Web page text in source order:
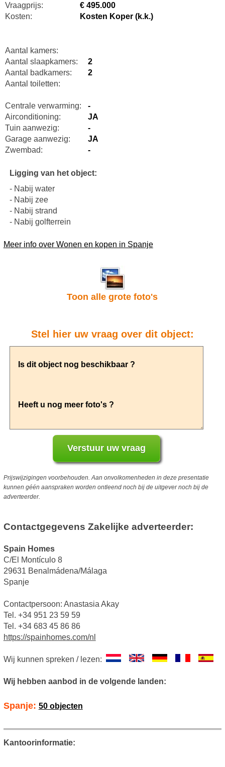
Vraagprijs:
€ 495.000
Kosten:
Kosten Koper (k.k.)
Aantal kamers:
Aantal slaapkamers:
2
Aantal badkamers:
2
Aantal toiletten:
Centrale verwarming:
-
Airconditioning:
JA
Tuin aanwezig:
-
Garage aanwezig:
JA
Zwembad:
-
Ligging van het object:
- Nabij water
- Nabij zee
- Nabij strand
- Nabij golfterrein
Meer info over Wonen en kopen in Spanje
Toon alle grote foto's
Stel hier uw vraag over dit object:
Prijswijzigingen voorbehouden. Aan onvolkomenheden in deze presentatie
kunnen géén aanspraken worden ontleend noch bij de uitgever noch bij de
adverteerder.
Contactgegevens Zakelijke adverteerder:
Spain Homes
C/El Montículo 8
29631 Benalmádena/Málaga
Spanje
Contactpersoon: Anastasia Akay
Tel. +34 951 23 59 59
Tel. +34 683 45 86 86
https://spainhomes.com/nl
Wij kunnen spreken / lezen:
Wij hebben aanbod in de volgende landen:
Spanje: 50 objecten
Kantoorinformatie: